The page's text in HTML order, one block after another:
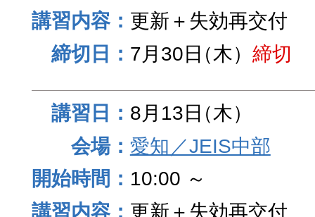
更新＋失効再交付
7月30日（木） 締切
8月13日（木）
愛知／JEIS中部
10:00 ～
更新＋失効再交付